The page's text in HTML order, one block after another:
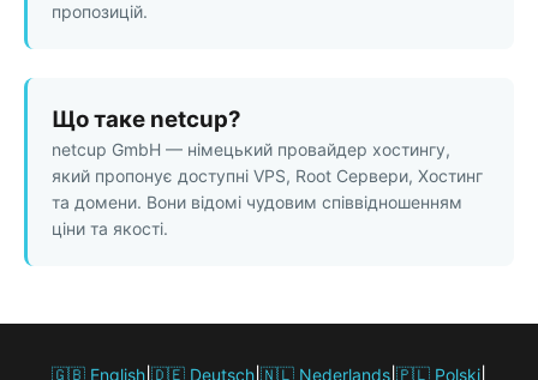
пропозицій.
Що таке netcup?
netcup GmbH — німецький провайдер хостингу,
який пропонує доступні VPS, Root Сервери, Хостинг
та домени. Вони відомі чудовим співвідношенням
ціни та якості.
🇬🇧 English 🇩🇪 Deutsch 🇳🇱 Nederlands 🇵🇱 Polski